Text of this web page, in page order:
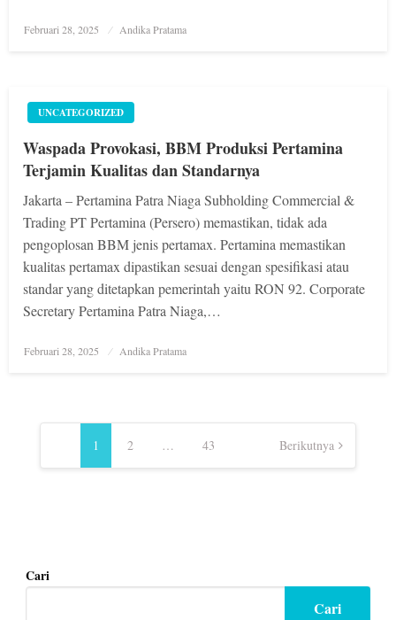
Posted
Februari 28, 2025 Andika Pratama
UNCATEGORIZED
Waspada Provokasi, BBM Produksi Pertamina
Terjamin Kualitas dan Standarnya
Jakarta – Pertamina Patra Niaga Subholding Commercial &
Trading PT Pertamina (Persero) memastikan, tidak ada
pengoplosan BBM jenis pertamax. Pertamina memastikan
kualitas pertamax dipastikan sesuai dengan spesifikasi atau
standar yang ditetapkan pemerintah yaitu RON 92. Corporate
Secretary Pertamina Patra Niaga,…
Posted
Februari 28, 2025 Andika Pratama
Navigasi
1 2 … 43 Berikutnya
Cari
Cari